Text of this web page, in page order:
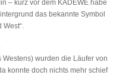
– kurz vor dem KADEWE habe
das bekannte Symbol
West“.
wurden die Läufer von
konnte doch nichts mehr schief